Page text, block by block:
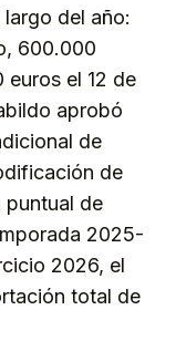
del año:
600.000
euros el 12 de
aprobó
de
de
puntual de
2025-
2026, el
total de